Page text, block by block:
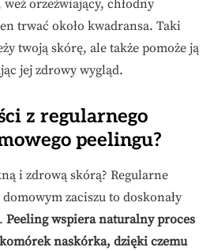
orzeźwiający, chłodny
trwać około kwadransa. Taki
twoją skórę, ale także pomoże ją
jej zdrowy wygląd.
z regularnego
peelingu?
i zdrową skórą? Regularne
zaciszu to doskonały
Peeling wspiera naturalny proces
naskórka, dzięki czemu